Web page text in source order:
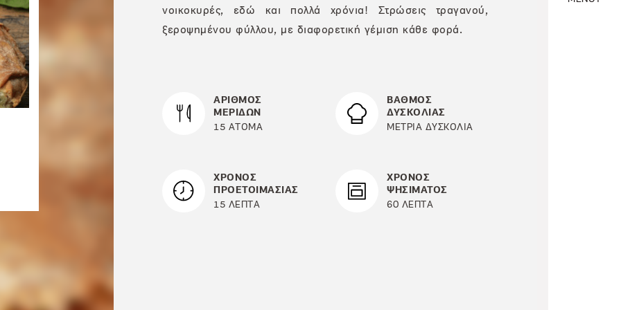
νοικοκυρές, εδώ και πολλά χρόνια! Στρώσεις τραγανού,
ξεροψημένου φύλλου, με διαφορετική γέμιση κάθε φορά.
ΑΡΙΘΜΟΣ
ΜΕΡΙΔΩΝ
15 ΑΤΟΜΑ
ΒΑΘΜΟΣ
ΔΥΣΚΟΛΙΑΣ
ΜΕΤΡΙΑ ΔΥΣΚΟΛΙΑ
ΧΡΟΝΟΣ
ΠΡΟΕΤΟΙΜΑΣΙΑΣ
15 ΛΕΠΤΑ
ΧΡΟΝΟΣ
ΨΗΣΙΜΑΤΟΣ
60 ΛΕΠΤΑ